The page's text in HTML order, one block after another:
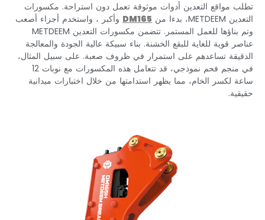
تطلب مواقع التعدين أدوات موثوقة تعمل دون استراحة. مكسورات
التعدين METDEEM، بدءا من
DM165
وأكبر ، واستخدم أجزاء أصعب
وتم بناؤها للعمل المستمر. تتضمن مكسورات التعدين METDEEM
عناصر قوية للغاية للبقع الخشنة. بناء سبيكة عالية الجودة والمعالجة
الدقيقة تساعدهم على استمرار في ظروف صعبة. على سبيل المثال،
في منجم فحم نموذجي، قد تتعامل هذه المكسورات مع نوبات 12
ساعة لكسر الخام، مما يظهر استدامتها من خلال اختبارات ميدانية
حقيقية.